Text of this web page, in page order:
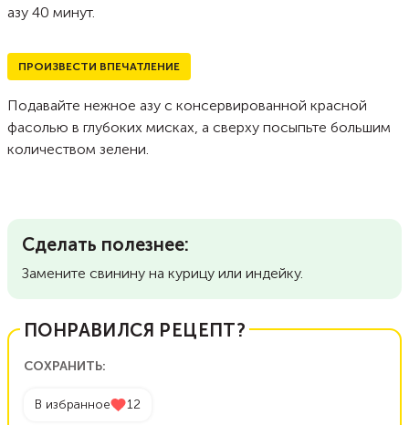
азу 40 минут.
ПРОИЗВЕСТИ ВПЕЧАТЛЕНИЕ
Подавайте нежное азу с консервированной красной
фасолью в глубоких мисках, а сверху посыпьте большим
количеством зелени.
Сделать полезнее:
Замените свинину на курицу или индейку.
ПОНРАВИЛСЯ РЕЦЕПТ?
СОХРАНИТЬ:
В избранное 12